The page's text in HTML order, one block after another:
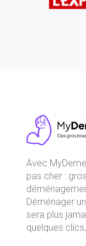
Avec
pas cher :
Déménager
sera plus
quelques